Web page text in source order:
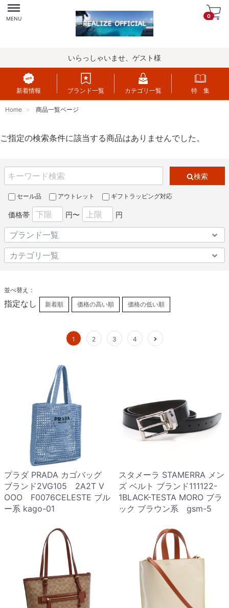
Menu
MENU 0
いらっしゃいませ、ゲスト様
新着情報 ブランド一覧 カテゴリ一覧 特 集
Home 商品一覧ページ
ご指定の検索条件に該当する商品はありませんでした。
検索
セール品 アウトレット ギフトラッピング対応
価格帯 円〜 円
並べ替え：
指定なし 新着順 価格の高い順 価格の低い順
1 2 3 4
プラダ PRADA カゴバッグ
ブランド2VG105 2A2T V
OOO F0076CELESTE ブル
ー系 kago-01
スタメーラ STAMERRA メン
ズ ベルト ブランド111122-
1BLACK-TESTA MORO ブラ
ック ブラウン系 gsm-5